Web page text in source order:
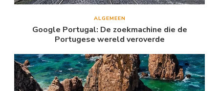
ALGEMEEN
Google Portugal: De zoekmachine die de
Portugese wereld veroverde